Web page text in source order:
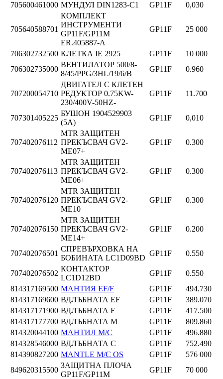
705600461000 МУНДУЛ DIN1283-C1 GP11F 0,030
705640588701
КОМПЛЕКТ
ИНСТРУМЕНТИ
GP11F/GP11M
ER.405887-A
GP11F 25 000
706302732500 КЛЕТКА IE 2925 GP11F
10 000
706302735000
ВЕНТИЛАТОР 500/8-
8/45/PPG/3HL/19/6/B
GP11F 0.960
707200054710
ДВИГАТЕЛ С КЛЕТЕН
РЕДУКТОР 0.75KW-
230/400V-50HZ-
GP11F 11.700
707301405225
БУШОН 1904529903
(5A)
GP11F 0,010
707402076112
MTR ЗАЩИТЕН
ПРЕКЪСВАЧ GV2-
ME07+
GP11F 0.300
707402076113
MTR ЗАЩИТЕН
ПРЕКЪСВАЧ GV2-
ME06+
GP11F 0.300
707402076120
MTR ЗАЩИТЕН
ПРЕКЪСВАЧ GV2-
ME10
GP11F 0.300
707402076150
MTR ЗАЩИТЕН
ПРЕКЪСВАЧ GV2-
ME14+
GP11F 0.200
707402076501
СПРЕВЪРХОВКА НА
БОБИНАТА LC1D09BD
GP11F 0.550
707402076502
КОНТАКТОР
LC1D12BD
GP11F
0.550
814317169500 МАНТИЯ EF/F GP11F
494.730
814317169600 ВДЛЪБНАТА EF GP11F
389.070
814317171900 ВДЛЪБНАТА F GP11F
417.500
814317177700 ВДЛЪБНАТА М GP11F
809.860
814320044100 МАНТИЛ M/C GP11F
496.880
814328546000 ВДЛЪБНАТА C GP11F
752.490
814390827200 MANTLE M/C OS GP11F
576 000
849620315500
ЗАЩИТНА ПЛОЧА
GP11F/GP11M
GP11F 70 000